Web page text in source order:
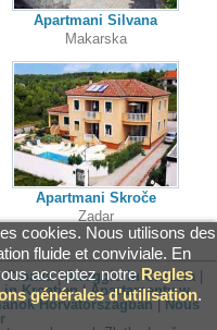
Apartmani Silvana
Makarska
Apartmani Skroče
Zadar
Croatia|Alloggio in Croazia
in Kroatien|Apartamenty w
Horvátországban|Nous
cookies. Nous utilisons des
fluide et conviviale. En
acceptez notreRegles
générales d'utilisation.